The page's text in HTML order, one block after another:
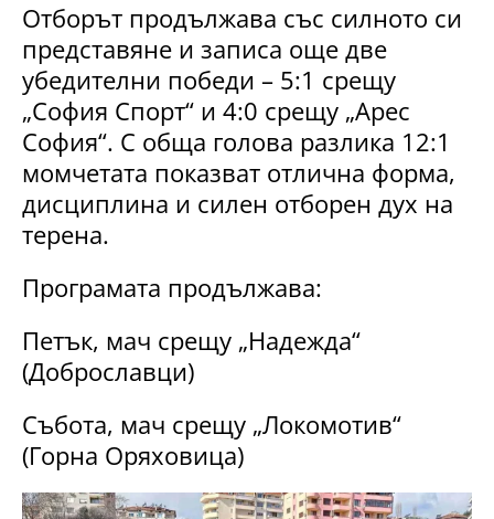
Отборът продължава със силното си
представяне и записа още две
убедителни победи – 5:1 срещу
„София Спорт“ и 4:0 срещу „Арес
София“. С обща голова разлика 12:1
момчетата показват отлична форма,
дисциплина и силен отборен дух на
терена.
Програмата продължава:
Петък, мач срещу „Надежда“
(Доброславци)
Събота, мач срещу „Локомотив“
(Горна Оряховица)